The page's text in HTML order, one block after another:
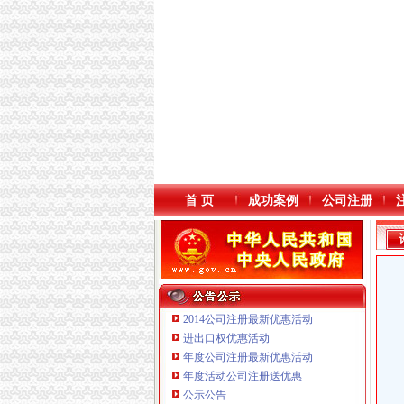
首 页 成功案例 公司注册
2014公司注册最新优惠活动
进出口权优惠活动
年度公司注册最新优惠活动
年度活动公司注册送优惠
公示公告
重庆傲志众达投资咨询有限责任公司 渝九1000